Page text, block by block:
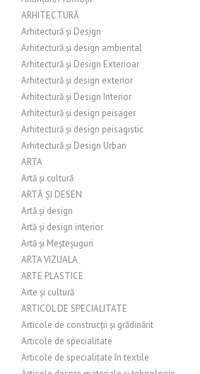
ARHITECTURĂ
Arhitectură și Design
Arhitectură și design ambiental
Arhitectură și Design Exterioar
Arhitectură și design exterior
Arhitectură și Design Interior
Arhitectură și design peisager
Arhitectură și design peisagistic
Arhitectură și Design Urban
ARTA
Artă și cultură
ARTĂ ȘI DESEN
Artă și design
Artă și design interior
Artă și Meșteșuguri
ARTA VIZUALA
ARTE PLASTICE
Arte și cultură
ARTICOL DE SPECIALITATE
Articole de construcții și grădinărit
Articole de specialitate
Articole de specialitate în textile